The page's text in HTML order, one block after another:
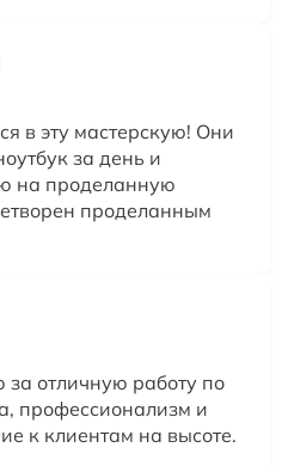
в эту мастерскую! Они
за день и
на проделанную
проделанным
отличную работу по
профессионализм и
к клиентам на высоте.